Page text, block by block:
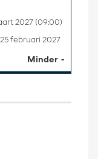
Minder
2027 (09:00)
februari 2027